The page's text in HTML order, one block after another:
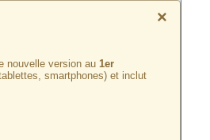
×
nouvelle version au 1er
smartphones) et inclut